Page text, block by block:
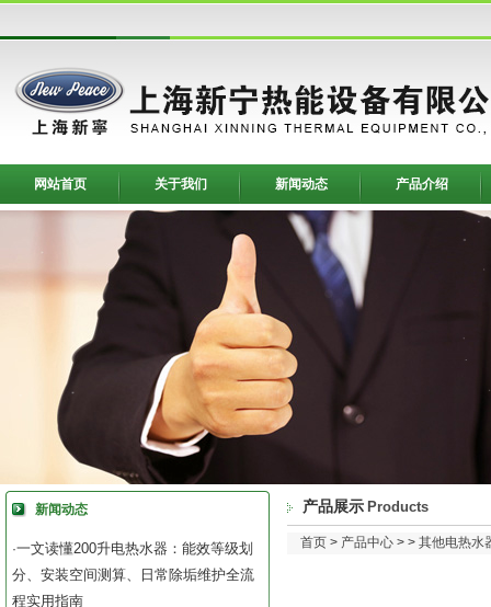
网站首页 关于我们 新闻动态 产品介绍
新闻动态
·一文读懂200升电热水器：能效等级划
分、安装空间测算、日常除垢维护全流
程实用指南
产品展示 Products
首页 > 产品中心 > > 其他电热水